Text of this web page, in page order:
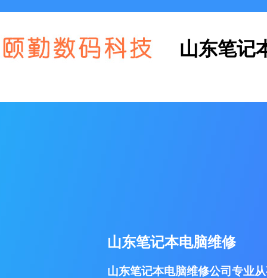
山东笔记
山东笔记本电脑维修
山东笔记本电脑维修公司专业